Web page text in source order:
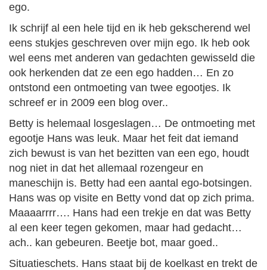
ego.
Ik schrijf al een hele tijd en ik heb gekscherend wel
eens stukjes geschreven over mijn ego. Ik heb ook
wel eens met anderen van gedachten gewisseld die
ook herkenden dat ze een ego hadden… En zo
ontstond een ontmoeting van twee egootjes. Ik
schreef er in 2009 een blog over..
Betty is helemaal losgeslagen… De ontmoeting met
egootje Hans was leuk. Maar het feit dat iemand
zich bewust is van het bezitten van een ego, houdt
nog niet in dat het allemaal rozengeur en
maneschijn is. Betty had een aantal ego-botsingen.
Hans was op visite en Betty vond dat op zich prima.
Maaaarrrr…. Hans had een trekje en dat was Betty
al een keer tegen gekomen, maar had gedacht…
ach.. kan gebeuren. Beetje bot, maar goed..
Situatieschets. Hans staat bij de koelkast en trekt de